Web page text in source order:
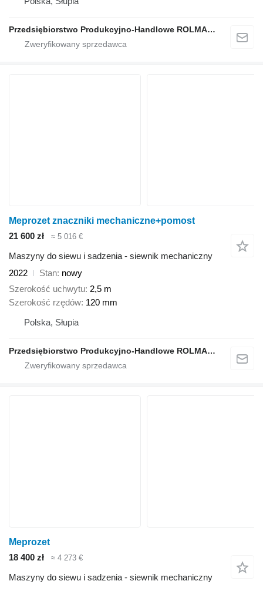
Przedsiębiorstwo Produkcyjno-Handlowe ROLMAPOL Marcin Dziekan
Meprozet znaczniki mechaniczne+pomost
21 600 zł
≈ 5 016 €
Maszyny do siewu i sadzenia - siewnik mechaniczny
2022
Stan nowy
Szerokość uchwytu 2,5 m
Szerokość rzędów 120 mm
Polska, Słupia
Przedsiębiorstwo Produkcyjno-Handlowe ROLMAPOL Marcin Dziekan
Meprozet
18 400 zł
≈ 4 273 €
Maszyny do siewu i sadzenia - siewnik mechaniczny